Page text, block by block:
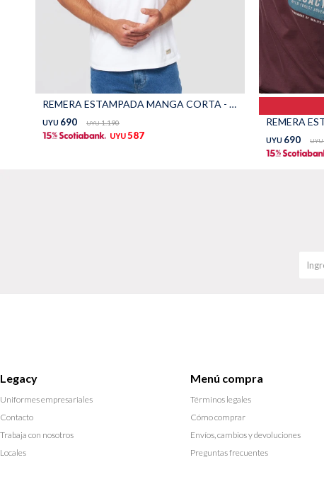
REMERA ESTAMPADA MANGA CORTA - Blanco
UYU 690 UYU 1.190
UYU587 UYU 690 UYU
Legacy
Uniformes empresariales
Contacto
Trabaja con nosotros
Locales
Menú compra
Términos legales
Cómo comprar
Envíos, cambios y devoluciones
Preguntas frecuentes